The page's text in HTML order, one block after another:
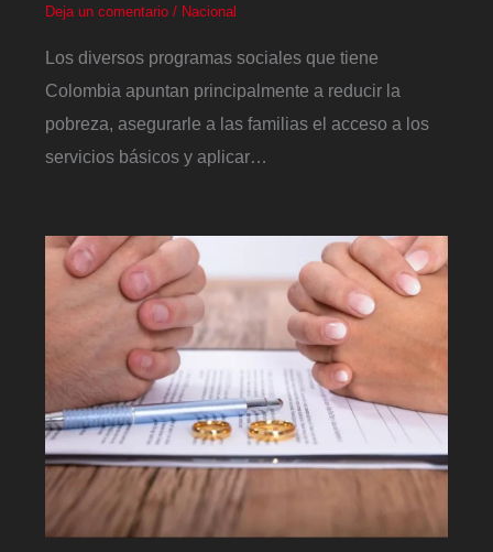
Deja un comentario / Nacional
Los diversos programas sociales que tiene
Colombia apuntan principalmente a reducir la
pobreza, asegurarle a las familias el acceso a los
servicios básicos y aplicar…